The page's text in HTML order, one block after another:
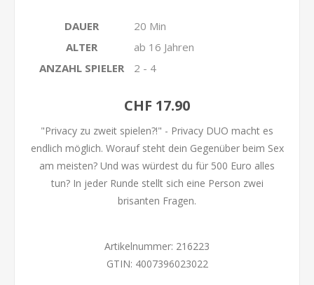
DAUER
20 Min
ALTER
ab 16 Jahren
ANZAHL SPIELER
2 - 4
CHF 17.90
"Privacy zu zweit spielen?!" - Privacy DUO macht es
endlich möglich. Worauf steht dein Gegenüber beim Sex
am meisten? Und was würdest du für 500 Euro alles
tun? In jeder Runde stellt sich eine Person zwei
brisanten Fragen.
Artikelnummer: 216223
GTIN: 4007396023022